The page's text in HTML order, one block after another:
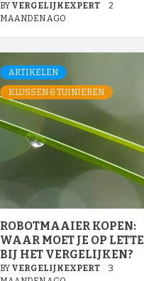
BY VERGELIJKEXPERT
2
MAANDEN AGO
ARTIKELEN
KLUSSEN & TUINIEREN
ROBOTMAAIER KOPEN:
WAAR MOET JE OP
BIJ HET VERGELIJKEN?
BY VERGELIJKEXPERT
3